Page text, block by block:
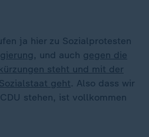
ja hier zu Sozialprotesten
, und auch gegen die
steht und mit der
geht. Also dass wir
stehen, ist vollkommen